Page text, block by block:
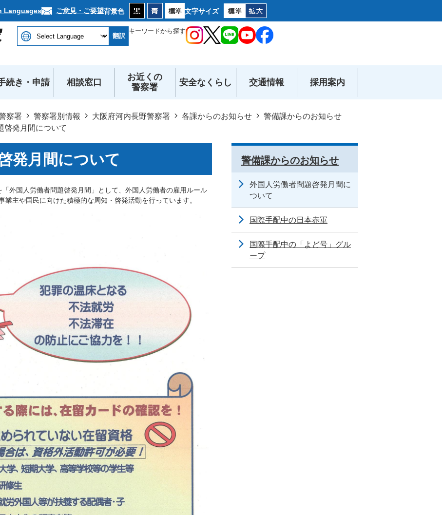
Languages ご意見・ご要望背景色 文字サイズ
翻訳
キーワードから探す
続き・申請 相談窓口
お近くの
警察署
安全なくらし 交通情報 採用案内
察署 警察署別情報 大阪府河内長野警察署 各課からのお知らせ
警備課からのお知らせ
啓発月間について
発月間について
外国人労働者問題啓発月間」として、外国人労働者の雇用ルール
主や国民に向けた積極的な周知・啓発活動を行っています。
警備課からのお知らせ
外国人労働者問題啓発月間に
ついて
国際手配中の日本赤軍
国際手配中の「よど号」グル
ープ